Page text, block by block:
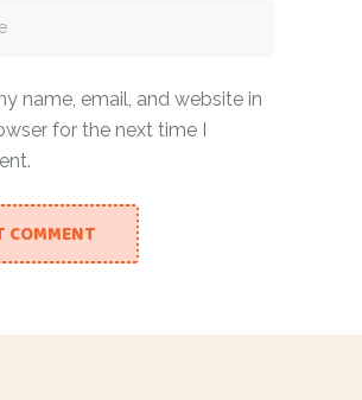
name, email, and website in
for the next time I
COMMENT